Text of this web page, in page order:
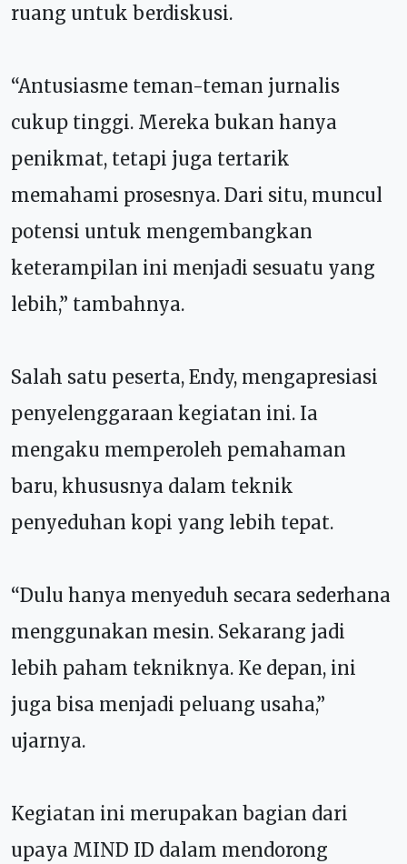
ruang untuk berdiskusi.
“Antusiasme teman-teman jurnalis
cukup tinggi. Mereka bukan hanya
penikmat, tetapi juga tertarik
memahami prosesnya. Dari situ, muncul
potensi untuk mengembangkan
keterampilan ini menjadi sesuatu yang
lebih,” tambahnya.
Salah satu peserta, Endy, mengapresiasi
penyelenggaraan kegiatan ini. Ia
mengaku memperoleh pemahaman
baru, khususnya dalam teknik
penyeduhan kopi yang lebih tepat.
“Dulu hanya menyeduh secara sederhana
menggunakan mesin. Sekarang jadi
lebih paham tekniknya. Ke depan, ini
juga bisa menjadi peluang usaha,”
ujarnya.
Kegiatan ini merupakan bagian dari
upaya MIND ID dalam mendorong